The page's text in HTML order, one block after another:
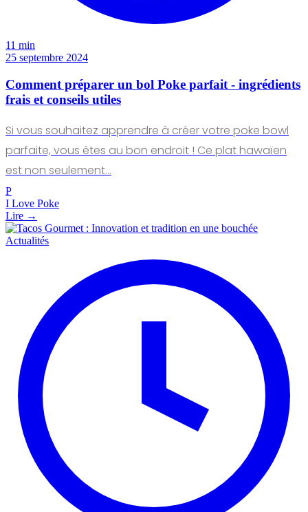
11 min
25 septembre 2024
Comment préparer un bol Poke parfait - ingrédients
frais et conseils utiles
Si vous souhaitez apprendre à créer votre poke bowl
parfaite, vous êtes au bon endroit ! Ce plat hawaïen
est non seulement…
P
I Love Poke
Lire →
Actualités